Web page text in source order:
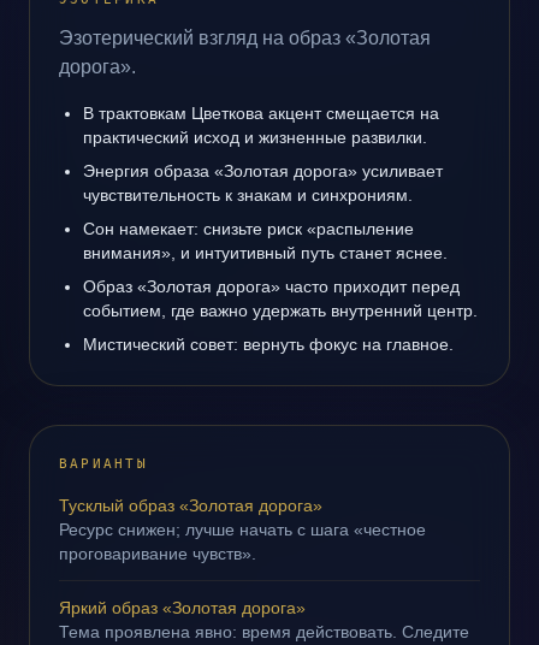
Эзотерический взгляд на образ «Золотая
дорога».
В трактовкам Цветкова акцент смещается на
практический исход и жизненные развилки.
Энергия образа «Золотая дорога» усиливает
чувствительность к знакам и синхрониям.
Сон намекает: снизьте риск «распыление
внимания», и интуитивный путь станет яснее.
Образ «Золотая дорога» часто приходит перед
событием, где важно удержать внутренний центр.
Мистический совет: вернуть фокус на главное.
ВАРИАНТЫ
Тусклый образ «Золотая дорога»
Ресурс снижен; лучше начать с шага «честное
проговаривание чувств».
Яркий образ «Золотая дорога»
Тема проявлена явно: время действовать. Следите